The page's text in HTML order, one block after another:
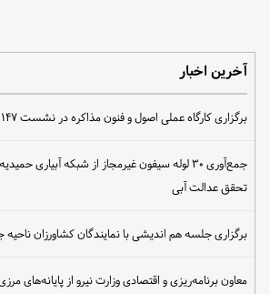
آخرین اخبار
برگزاری کارگاه عملی اصول و فنون مذاکره در نشست ۱۴۷ کافه دانش سازمان
جمع‌آوری ۳۰ لوله سیفون غیرمجاز از شبکه آبیاری
تحقق عدالت آبی
برگزاری جلسه هم اندیشی با نمایندگان کشاورزان ناحیه
معاون برنامه‌ریزی و اقتصادی وزارت نیرو از پایانه‌های